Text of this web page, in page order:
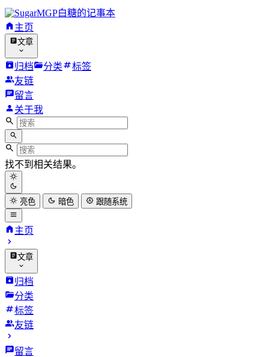
白糖的记事本
主页
文章
归档 分类
标签
友链
留言
关于我
找不到相关结果。
亮色 暗色 跟随系统
主页
文章
归档
分类
标签
友链
留言